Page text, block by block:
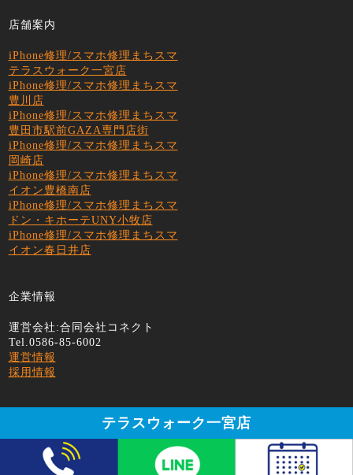
店舗案内
iPhone修理/スマホ修理まちスマ
テラスウォーク一宮店
iPhone修理/スマホ修理まちスマ
豊川店
iPhone修理/スマホ修理まちスマ
豊田市駅前GAZA専門店街
iPhone修理/スマホ修理まちスマ
岡崎店
iPhone修理/スマホ修理まちスマ
イオン豊橋南店
iPhone修理/スマホ修理まちスマ
ドン・キホーテUNY小牧店
iPhone修理/スマホ修理まちスマ
イオン春日井店
企業情報
運営会社:合同会社コネクト
Tel.0586-85-6002
運営情報
採用情報
テラスウォーク一宮店